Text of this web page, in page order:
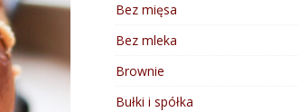
Bez mięsa
Bez mleka
Brownie
Bułki i spółka